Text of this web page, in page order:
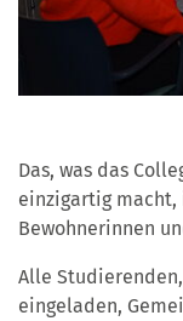
Das, was das
einzigartig macht,
Bewohnerinnen
Alle
eingeladen,